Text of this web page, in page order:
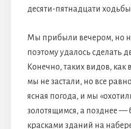
десяти-пятнадцати
Мы прибыли вечером, но
поэтому удалось сделать
Конечно, таких видов,
мы не застали, но все
ясная погода, и мы
золотящимся, а позднее
красками зданий на